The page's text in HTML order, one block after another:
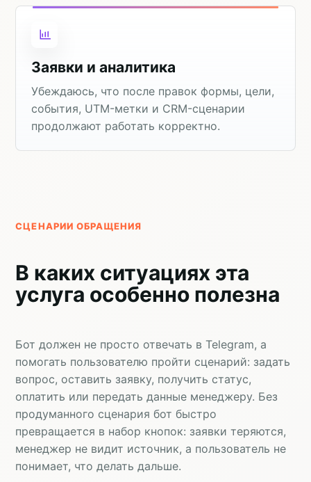
Заявки и аналитика
Убеждаюсь, что после правок формы, цели,
события, UTM-метки и CRM-сценарии
продолжают работать корректно.
СЦЕНАРИИ ОБРАЩЕНИЯ
В каких ситуациях эта
услуга особенно полезна
Бот должен не просто отвечать в Telegram, а
помогать пользователю пройти сценарий: задать
вопрос, оставить заявку, получить статус,
оплатить или передать данные менеджеру. Без
продуманного сценария бот быстро
превращается в набор кнопок: заявки теряются,
менеджер не видит источник, а пользователь не
понимает, что делать дальше.